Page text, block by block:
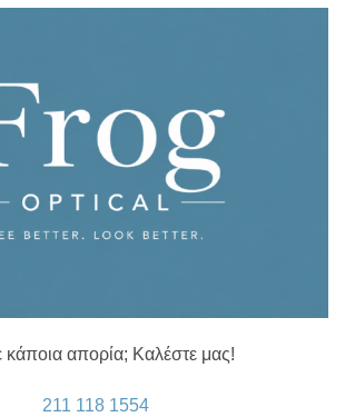
κάποια απορία; Καλέστε μας!
211 118 1554